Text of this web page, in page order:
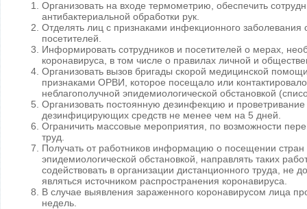
Организовать на входе термометрию, обеспечить
антибактериальной обработки рук.
Отделять лиц с признаками инфекционного заболевания
посетителей.
Информировать сотрудников и посетителей о мерах,
коронавируса, в том числе о правилах личной и
Организовать вызов бригады скорой медицинской
признаками ОРВИ, которое посещало или
неблагополучной эпидемиологической обстановкой
Организовать постоянную дезинфекцию и
дезинфицирующих средств не менее чем на 5 дней.
Ограничить массовые мероприятия, по возможности
труд.
Получать от работников информацию о посещении стран
эпидемиологической обстановкой, направлять таких
содействовать в организации дистанционного труда, не
являться источником распространения коронавируса.
В случае выявления зараженного коронавирусом лица
недель.